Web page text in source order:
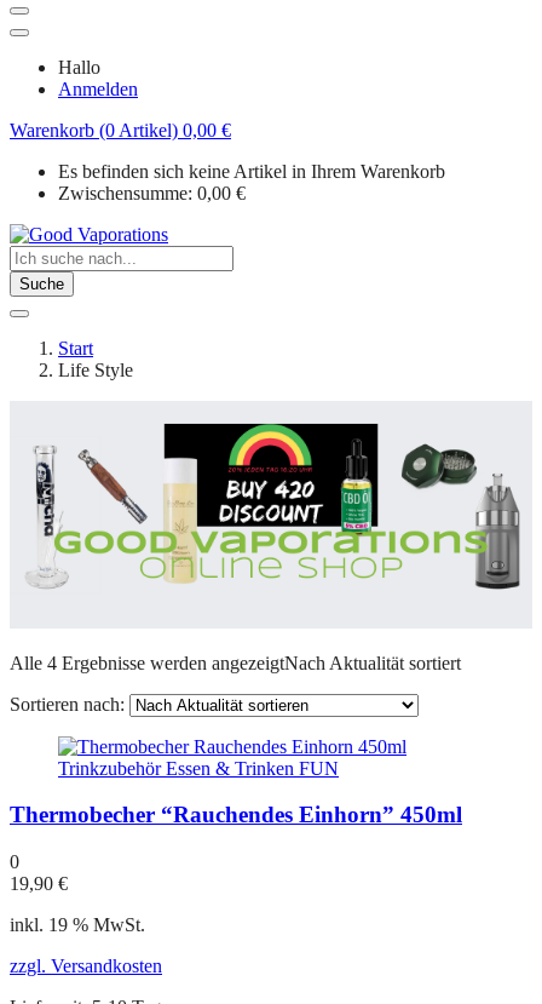
Hallo
Anmelden
Warenkorb (0 Artikel) 0,00 €
Es befinden sich keine Artikel in Ihrem Warenkorb
Zwischensumme: 0,00 €
Suche
Start
Life Style
Alle 4 Ergebnisse werden angezeigtNach Aktualität sortiert
Sortieren nach:
Thermobecher “Rauchendes Einhorn” 450ml
0
19,90 €
inkl. 19 % MwSt.
zzgl. Versandkosten